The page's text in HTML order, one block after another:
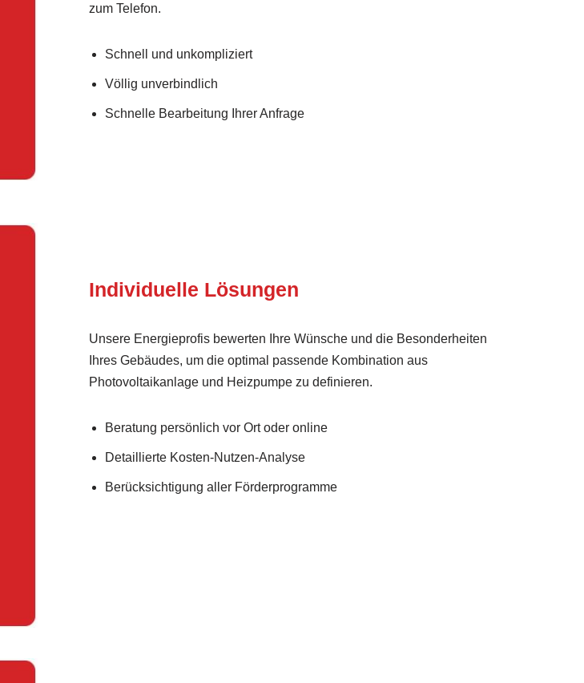
zum Telefon.
Schnell und unkompliziert
Völlig unverbindlich
Schnelle Bearbeitung Ihrer Anfrage
Individuelle Lösungen
Unsere Energieprofis bewerten Ihre Wünsche und die Besonderheiten
Ihres Gebäudes, um die optimal passende Kombination aus
Photovoltaikanlage und Heizpumpe zu definieren.
Beratung persönlich vor Ort oder online
Detaillierte Kosten-Nutzen-Analyse
Berücksichtigung aller Förderprogramme